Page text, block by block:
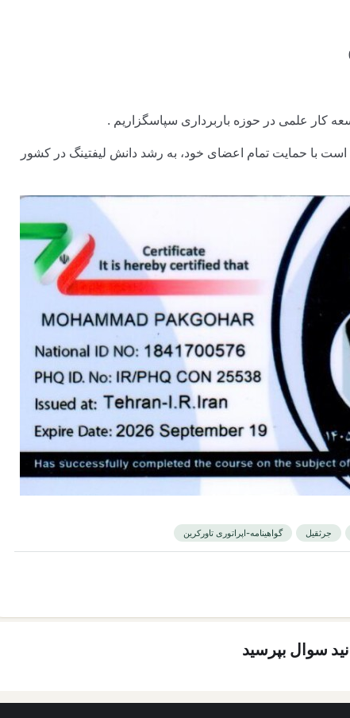
کار علمی در حوزه باربرداری سپاسگزاریم .
است با حمایت تمام اعضای خود، به رشد دانش لیفتینگ در کشور
جرثقیل گواهینامه-اپراتوری تاورکرین
سوال بپرسید